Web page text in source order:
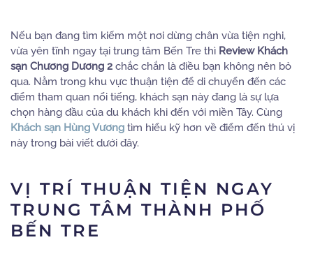
Nếu bạn đang tìm kiếm một nơi dừng chân vừa tiện nghi,
vừa yên tĩnh ngay tại trung tâm Bến Tre thì Review Khách
sạn Chương Dương 2 chắc chắn là điều bạn không nên bỏ
qua. Nằm trong khu vực thuận tiện để di chuyển đến các
điểm tham quan nổi tiếng, khách sạn này đang là sự lựa
chọn hàng đầu của du khách khi đến với miền Tây. Cùng
Khách sạn Hùng Vương tìm hiểu kỹ hơn về điểm đến thú vị
này trong bài viết dưới đây.
VỊ TRÍ THUẬN TIỆN NGAY
TRUNG TÂM THÀNH PHỐ
BẾN TRE